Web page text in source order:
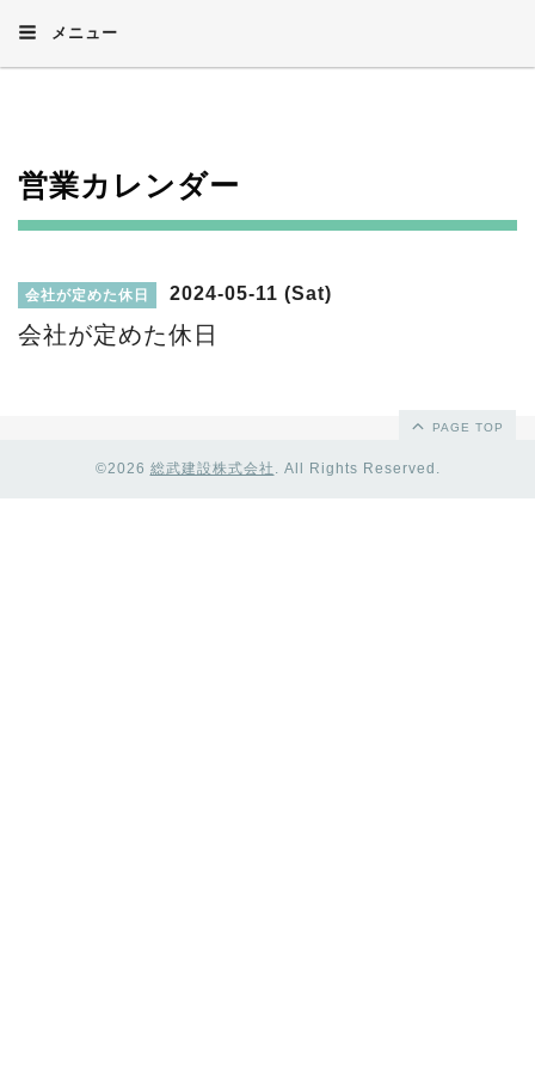
メニュー
営業カレンダー
会社が定めた休日 2024-05-11 (Sat)
会社が定めた休日
PAGE TOP
©2026 総武建設株式会社 . All Rights Reserved.